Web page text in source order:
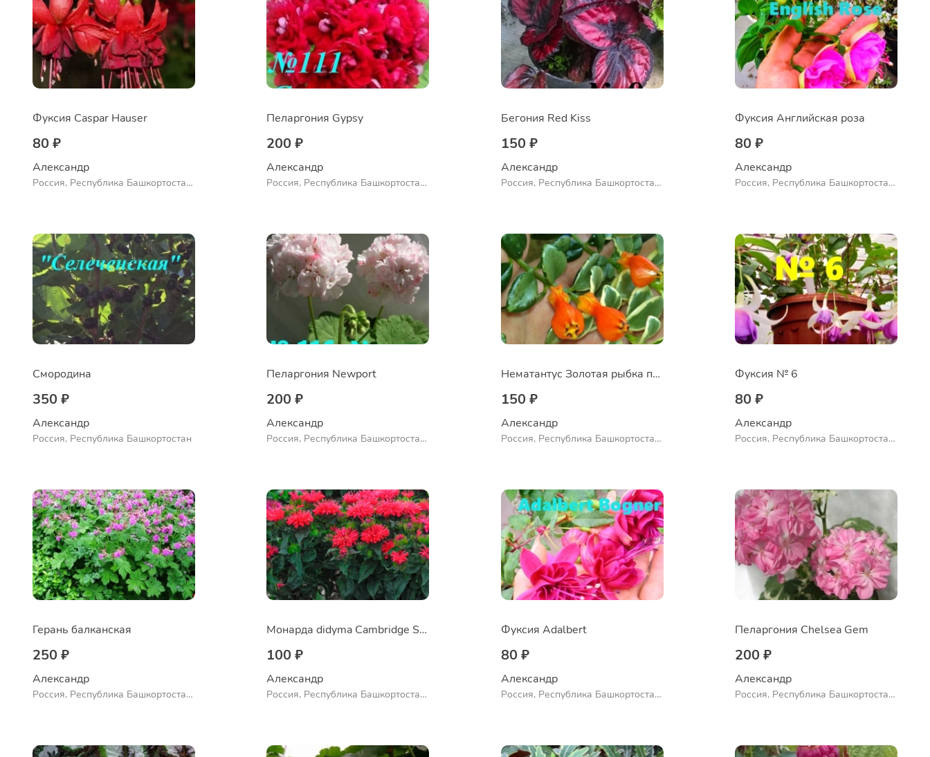
Фуксия Caspar Hauser
80 ₽
Александр
Россия, Республика Башкортостан,
Пеларгония Gypsy
200 ₽
Александр
Россия, Республика Башкортостан,
Бегония Red Kiss
150 ₽
Александр
Россия, Республика Башкортостан,
Фуксия Английская роза
80 ₽
Александр
Россия, Республика Башкортостан,
Смородина
350 ₽
Александр
Россия, Республика Башкортостан
Пеларгония Newport
200 ₽
Александр
Россия, Республика Башкортостан,
Нематантус Золотая рыбка пестролистный
150 ₽
Александр
Россия, Республика Башкортостан,
Фуксия № 6
80 ₽
Александр
Россия, Республика Башкортостан,
Герань балканская
250 ₽
Александр
Россия, Республика Башкортостан,
Монарда didyma Cambridge Scarlet
100 ₽
Александр
Россия, Республика Башкортостан,
Фуксия Adalbert
80 ₽
Александр
Россия, Республика Башкортостан,
Пеларгония Chelsea Gem
200 ₽
Александр
Россия, Республика Башкортостан,